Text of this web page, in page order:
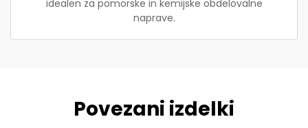
idealen za pomorske in kemijske obdelovalne
naprave.
Povezani izdelki